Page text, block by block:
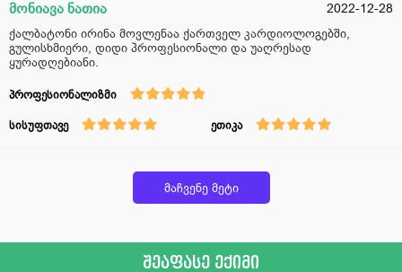
მონიავა ნათია
2022-12-28
ქალბატონი ირინა მოვლენაა ქართველ კარდიოლოგებში,
გულისხმიერი, დიდი პროფესიონალი და უაღრესად
ყურადღებიანი.
პროფესიონალიზმი
სისუფთავე ეთიკა
მაჩვენე მეტი
შეაფასე ექიმი